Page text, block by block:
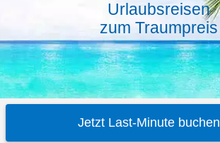
Urlaubsreisen
zum Traumpreis
Jetzt Last-Minute buchen